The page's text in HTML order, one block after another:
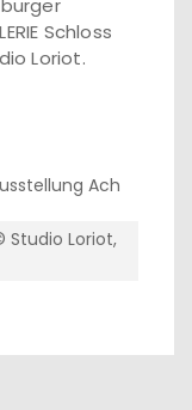
Schloss
Loriot.
Studio Loriot,